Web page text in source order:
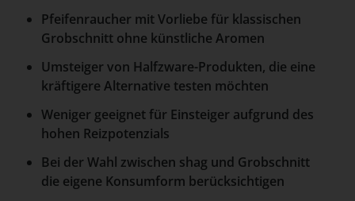
Pfeifenraucher mit Vorliebe für klassischen
Grobschnitt ohne künstliche Aromen
Umsteiger von Halfzware-Produkten, die eine
kräftigere Alternative testen möchten
Weniger geeignet für Einsteiger aufgrund des
hohen Reizpotenzials
Bei der Wahl zwischen shag und Grobschnitt
die eigene Konsumform berücksichtigen